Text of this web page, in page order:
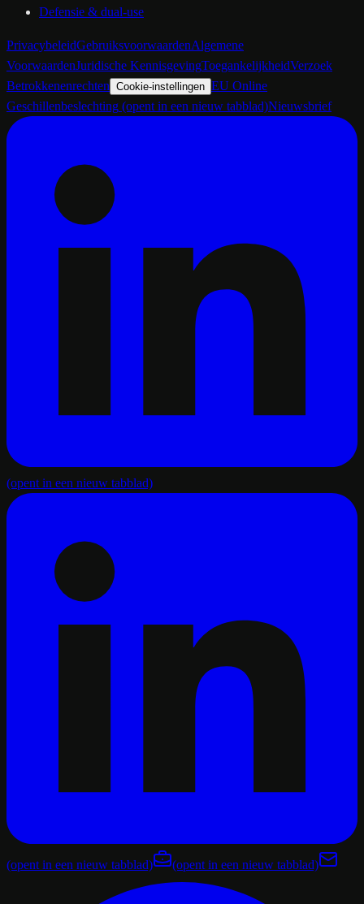
Defensie & dual-use
PrivacybeleidGebruiksvoorwaardenAlgemene
VoorwaardenJuridische KennisgevingToegankelijkheidVerzoek
Betrokkenenrechten Cookie-instellingen EU Online
Geschillenbeslechting (opent in een nieuw tabblad)Nieuwsbrief
(opent in een nieuw tabblad)
(opent in een nieuw tabblad) (opent in een nieuw tabblad)